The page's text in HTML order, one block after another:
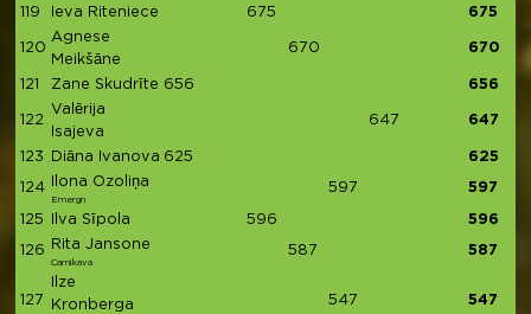
119 Ieva Riteniece 675 675
120
Agnese
Meikšāne
670 670
121 Zane Skudrīte 656 656
122
Valērija
Isajeva
647 647
123 Diāna Ivanova 625 625
124 Ilona Ozoliņa
Emergn
597 597
125 Ilva Sīpola 596 596
126 Rita Jansone
Carnikava
587 587
127
Ilze
Kronberga
547 547